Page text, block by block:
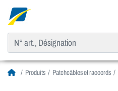
Produits Patchcâbles et raccords